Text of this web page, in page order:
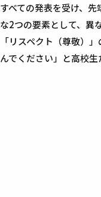
すべての発表を受け、
な2つの要素として、異
「リスペクト（尊敬）
んでください」と高校生